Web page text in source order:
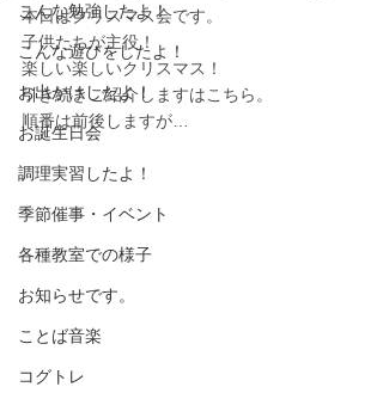
こんな勉強したよ！
こんな遊びをしたよ！
お出かけしたよ！
お誕生日会
調理実習したよ！
季節催事・イベント
各種教室での様子
お知らせです。
ことば音楽
コグトレ
本日はクリスマス会です。
子供たちが主役！
楽しい楽しいクリスマス！
引き続きご紹介しますはこちら。
順番は前後しますが…